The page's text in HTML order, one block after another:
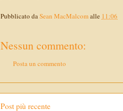
Pubblicato daSean MacMalcomalle 11:06
Nessun commento:
Posta un commento
Post più recente